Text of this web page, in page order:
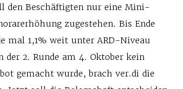
den Beschäftigten nur eine Mini-
zugestehen. Bis Ende
mal 1,1% weit unter ARD-Niveau
der 2. Runde am 4. Oktober kein
gemacht wurde, brach ver.di die